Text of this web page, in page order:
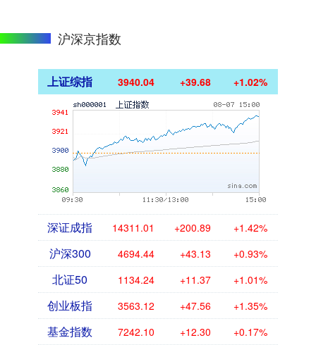
沪深京指数
上证综指 3940.04 +39.68 +1.02%
深证成指 14311.01 +200.89 +1.42%
沪深300 4694.44 +43.13 +0.93%
北证50 1134.24 +11.37 +1.01%
创业板指 3563.12 +47.56 +1.35%
基金指数 7242.10 +12.30 +0.17%